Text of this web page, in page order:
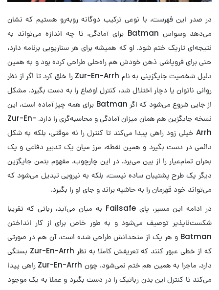
در صدر این فهرست، با نوعی ترکیب دوگانه روبه‌رو هستیم که نشان
می‌دهد وسواس Batman برای آمادگی، تا چه اندازه می‌تواند به
نتیجه‌ای تاریک ختم شود. او که همیشه برای هر سناریویی برنامه دارد،
حتی برای فروپاشی ذهن خودش هم راه‌حلی طراحی کرده بود و به همین
دلیل شخصیت جایگزینی به نام Zur-En-Arrh را خلق کرد تا اگر از نظر
روانی ناتوان یا دچار اختلال شد، کنترل اوضاع را به دست بگیرد. مشکل
از جایی شروع می‌شود که اگر Batman برای همه چیز آماده است، این
نسخه جایگزین هم همان میزان آمادگی و محاسبه‌گری را دارد. Zur-En-
Arrh خیلی زود راهی پیدا می‌کند تا کنترل را نه موقتی، بلکه به شکل
دائمی در دست بگیرد و همین نقطه، مرز میان یک تدبیر دفاعی و یک
بحران تمام‌عیار را از بین می‌برد. در این چارچوب، مفهوم بتمن جایگزین
دیگر یک طرح پشتیبان ساده نیست، بلکه به نیرویی تبدیل می‌شود که
می‌تواند خود قهرمان را به حاشیه براند و جای او را بگیرد.
در ادامه این مسیر، پای Failsafe به میان می‌آید، رباتی که تقریبا
شکست‌ناپذیر توصیف می‌شود و به طور خاص برای از کار انداختن
Batman و هر یک از متحدانش طراحی شده است، آن هم در صورتی
که از خطی عبور کنند که تعریفش کاملا به نظر Zur-En-Arrh بستگی
دارد. ماجرا به همین هم ختم نمی‌شود، چون Zur-En-Arrh راهی پیدا
می‌کند تا کنترل این بدن رباتیک را در دست بگیرد و عملا به یک موجود